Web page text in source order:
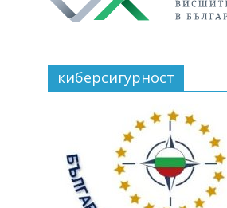
киберсигурност